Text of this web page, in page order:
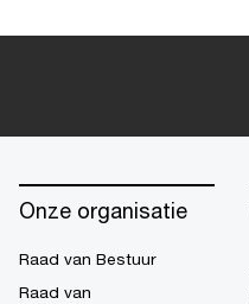
Onze organisatie
Raad van Bestuur
Raad van